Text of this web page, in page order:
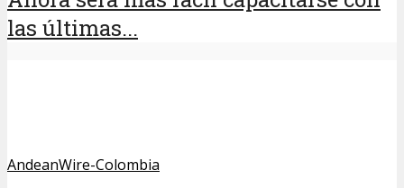
las últimas...
AndeanWire-Colombia